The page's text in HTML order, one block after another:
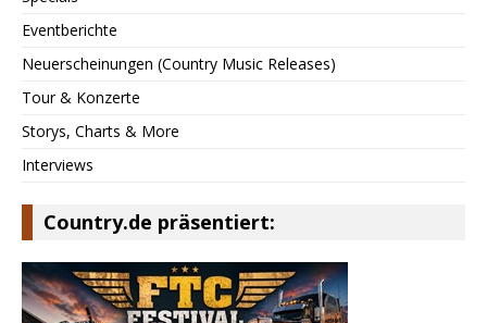
Eventberichte
Neuerscheinungen (Country Music Releases)
Tour & Konzerte
Storys, Charts & More
Interviews
Country.de präsentiert: